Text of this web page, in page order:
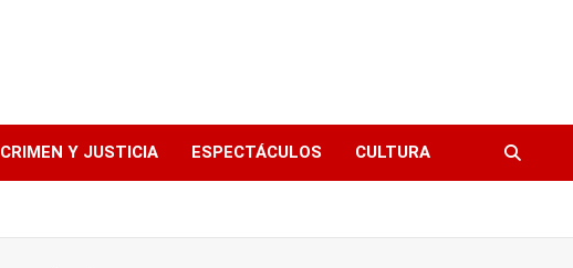
CRIMEN Y JUSTICIA ESPECTÁCULOS CULTURA